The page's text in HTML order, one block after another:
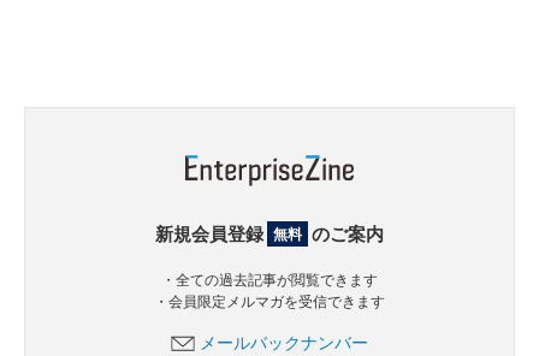
新規会員登録 無料 のご案内
・全ての過去記事が閲覧できます
・会員限定メルマガを受信できます
メールバックナンバー